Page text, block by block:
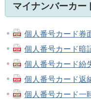
マイナンバーカー
個人番号カード券
個人番号カード暗
個人番号カード紛
個人番号カード返
個人番号カード一